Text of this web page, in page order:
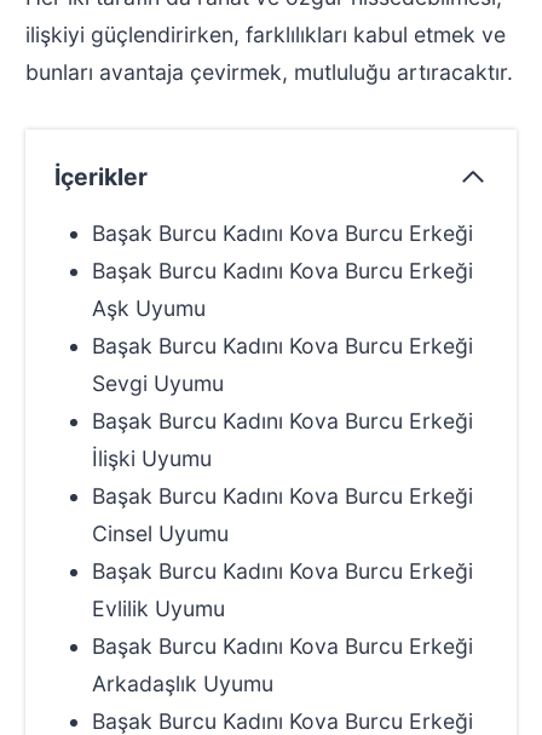
ilişkiyi güçlendirirken, farklılıkları kabul etmek ve
bunları avantaja çevirmek, mutluluğu artıracaktır.
İçerikler
Başak Burcu Kadını Kova Burcu Erkeği
Başak Burcu Kadını Kova Burcu Erkeği
Aşk Uyumu
Başak Burcu Kadını Kova Burcu Erkeği
Sevgi Uyumu
Başak Burcu Kadını Kova Burcu Erkeği
İlişki Uyumu
Başak Burcu Kadını Kova Burcu Erkeği
Cinsel Uyumu
Başak Burcu Kadını Kova Burcu Erkeği
Evlilik Uyumu
Başak Burcu Kadını Kova Burcu Erkeği
Arkadaşlık Uyumu
Başak Burcu Kadını Kova Burcu Erkeği